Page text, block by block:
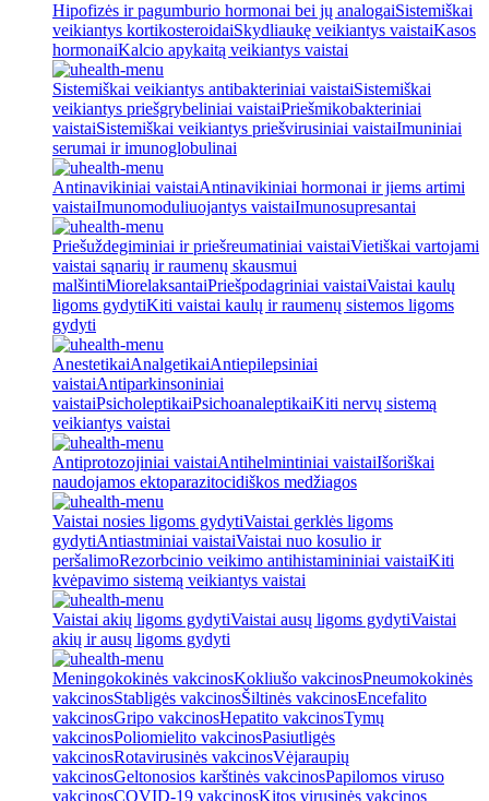
Hipofizės ir pagumburio hormonai bei jų analogaiSistemiškai
veikiantys kortikosteroidaiSkydliaukę veikiantys vaistaiKasos
hormonaiKalcio apykaitą veikiantys vaistai
Sistemiškai veikiantys antibakteriniai vaistaiSistemiškai
veikiantys priešgrybeliniai vaistaiPriešmikobakteriniai
vaistaiSistemiškai veikiantys priešvirusiniai vaistaiImuniniai
serumai ir imunoglobulinai
Antinavikiniai vaistaiAntinavikiniai hormonai ir jiems artimi
vaistaiImunomoduliuojantys vaistaiImunosupresantai
Priešuždegiminiai ir priešreumatiniai vaistaiVietiškai vartojami
vaistai sąnarių ir raumenų skausmui
malšintiMiorelaksantaiPriešpodagriniai vaistaiVaistai kaulų
ligoms gydytiKiti vaistai kaulų ir raumenų sistemos ligoms
gydyti
AnestetikaiAnalgetikaiAntiepilepsiniai
vaistaiAntiparkinsoniniai
vaistaiPsicholeptikaiPsichoanaleptikaiKiti nervų sistemą
veikiantys vaistai
Antiprotozojiniai vaistaiAntihelmintiniai vaistaiIšoriškai
naudojamos ektoparazitocidiškos medžiagos
Vaistai nosies ligoms gydytiVaistai gerklės ligoms
gydytiAntiastminiai vaistaiVaistai nuo kosulio ir
peršalimoRezorbcinio veikimo antihistamininiai vaistaiKiti
kvėpavimo sistemą veikiantys vaistai
Vaistai akių ligoms gydytiVaistai ausų ligoms gydytiVaistai
akių ir ausų ligoms gydyti
Meningokokinės vakcinosKokliušo vakcinosPneumokokinės
vakcinosStabligės vakcinosŠiltinės vakcinosEncefalito
vakcinosGripo vakcinosHepatito vakcinosTymų
vakcinosPoliomielito vakcinosPasiutligės
vakcinosRotavirusinės vakcinosVėjaraupių
vakcinosGeltonosios karštinės vakcinosPapilomos viruso
vakcinosCOVID-19 vakcinosKitos virusinės vakcinos